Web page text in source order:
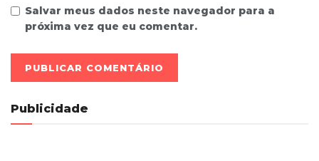
Salvar meus dados neste navegador para a
próxima vez que eu comentar.
Publicidade